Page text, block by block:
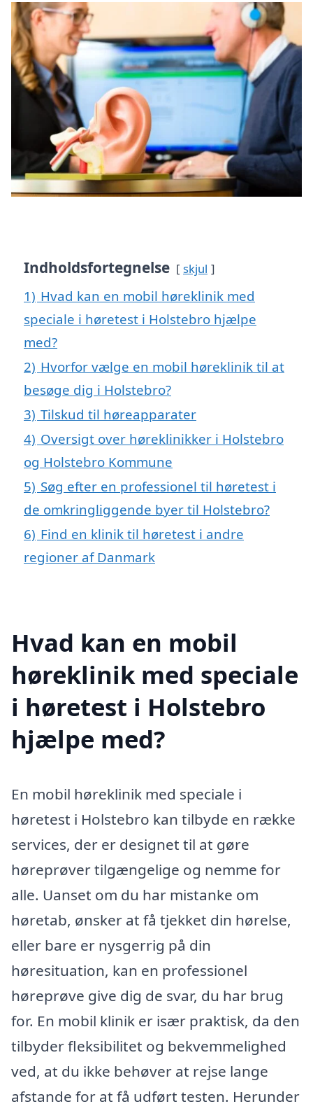
Indholdsfortegnelse skjul
1) Hvad kan en mobil høreklinik med
speciale i høretest i Holstebro hjælpe
med?
2) Hvorfor vælge en mobil høreklinik til at
besøge dig i Holstebro?
3) Tilskud til høreapparater
4) Oversigt over høreklinikker i Holstebro
og Holstebro Kommune
5) Søg efter en professionel til høretest i
de omkringliggende byer til Holstebro?
6) Find en klinik til høretest i andre
regioner af Danmark
Hvad kan en mobil
høreklinik med speciale
i høretest i Holstebro
hjælpe med?
En mobil høreklinik med speciale i
høretest i Holstebro kan tilbyde en række
services, der er designet til at gøre
høreprøver tilgængelige og nemme for
alle. Uanset om du har mistanke om
høretab, ønsker at få tjekket din hørelse,
eller bare er nysgerrig på din
høresituation, kan en professionel
høreprøve give dig de svar, du har brug
for. En mobil klinik er især praktisk, da den
tilbyder fleksibilitet og bekvemmelighed
ved, at du ikke behøver at rejse lange
afstande for at få udført testen. Herunder